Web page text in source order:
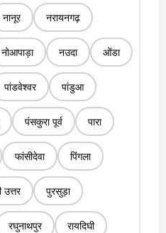
नानूर नरायनगढ़
नोआपाड़ा नउदा ओंडा
पांडवेश्वर पांडुआ
पंसकुरा पूर्व पारा
फांसीदेवा पिंगला
उत्तर पुरसुड़ा
रघुनाथपुर रायदिघी